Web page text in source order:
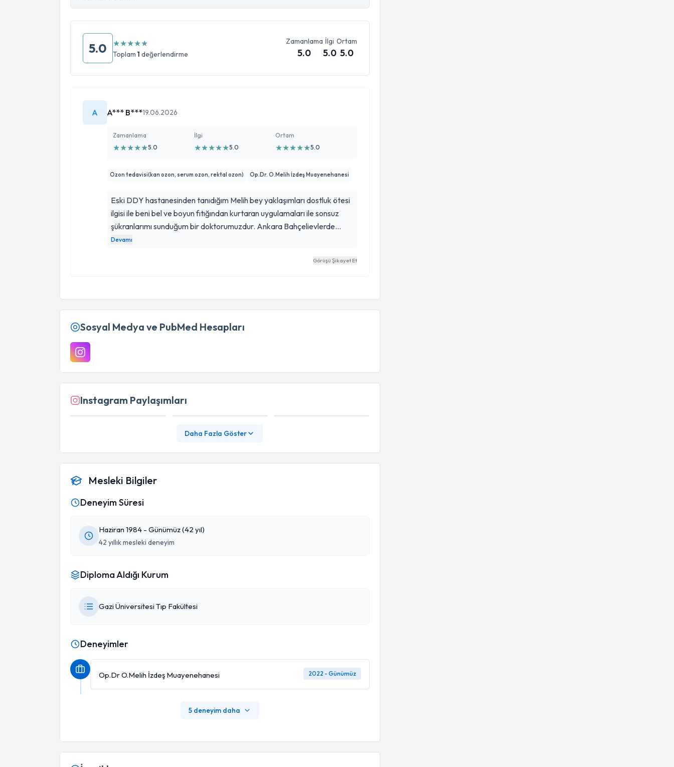
5.0 ★★★★★
Toplam 1 değerlendirme
Zamanlama
5.0
İlgi
5.0
Ortam
5.0
A A*** B***19.06.2026
Zamanlama
★★★★★5.0
İlgi
★★★★★5.0
Ortam
★★★★★5.0
Ozon tedavisi(kan ozon, serum ozon, rektal ozon) Op.Dr. O.Melih İzdeş Muayenehanesi
Eski DDY hastanesinden tanıdığım Melih bey yaklaşımları dostluk ötesi
ilgisi ile beni bel ve boyun fıtığından kurtaran uygulamaları ile sonsuz
şükranlarımı sunduğum bir doktorumuzdur. Ankara Bahçelievlerde
açmış olduğu klinikten de üst düzey fayda sağlamaktayım, özellikle
Devamı
Görüşü Şikayet Et
Sosyal Medya ve PubMed Hesapları
Instagram Paylaşımları
Daha Fazla Göster
Mesleki Bilgiler
Deneyim Süresi
Haziran 1984 - Günümüz (42 yıl)
42 yıllık mesleki deneyim
Diploma Aldığı Kurum
Gazi Üniversitesi Tıp Fakültesi
Deneyimler
Op.Dr O.Melih İzdeş Muayenehanesi 2022 - Günümüz
5 deneyim daha